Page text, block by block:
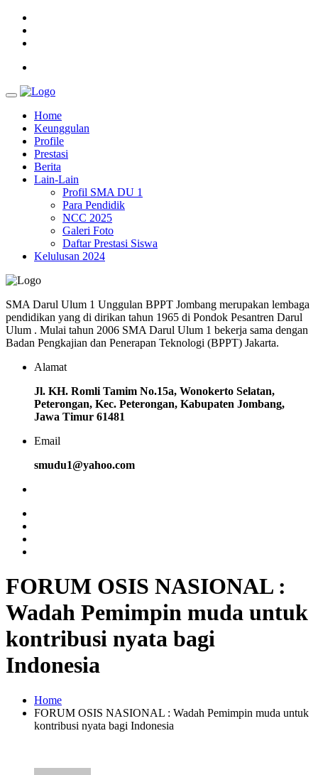
Home
Keunggulan
Profile
Prestasi
Berita
Lain-Lain
Profil SMA DU 1
Para Pendidik
NCC 2025
Galeri Foto
Daftar Prestasi Siswa
Kelulusan 2024
SMA Darul Ulum 1 Unggulan BPPT Jombang merupakan lembaga
pendidikan yang di dirikan tahun 1965 di Pondok Pesantren Darul
Ulum . Mulai tahun 2006 SMA Darul Ulum 1 bekerja sama dengan
Badan Pengkajian dan Penerapan Teknologi (BPPT) Jakarta.
Alamat
Jl. KH. Romli Tamim No.15a, Wonokerto Selatan,
Peterongan, Kec. Peterongan, Kabupaten Jombang,
Jawa Timur 61481
Email
smudu1@yahoo.com
FORUM OSIS NASIONAL :
Wadah Pemimpin muda untuk
kontribusi nyata bagi
Indonesia
Home
FORUM OSIS NASIONAL : Wadah Pemimpin muda untuk
kontribusi nyata bagi Indonesia